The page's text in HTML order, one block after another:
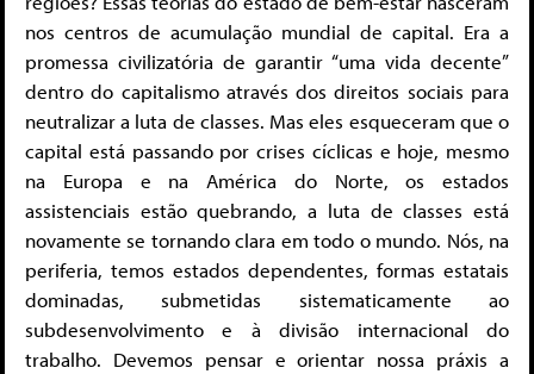
nos centros de acumulação mundial de capital. Era a
promessa civilizatória de garantir “uma vida decente”
dentro do capitalismo através dos direitos sociais para
neutralizar a luta de classes. Mas eles esqueceram que o
capital está passando por crises cíclicas e hoje, mesmo
na Europa e na América do Norte, os estados
assistenciais estão quebrando, a luta de classes está
novamente se tornando clara em todo o mundo. Nós, na
periferia, temos estados dependentes, formas estatais
dominadas, submetidas sistematicamente ao
subdesenvolvimento e à divisão internacional do
trabalho. Devemos pensar e orientar nossa práxis a